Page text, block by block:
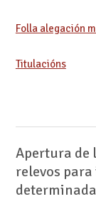
Folla alegación
Titulacións
Apertura de
relevos